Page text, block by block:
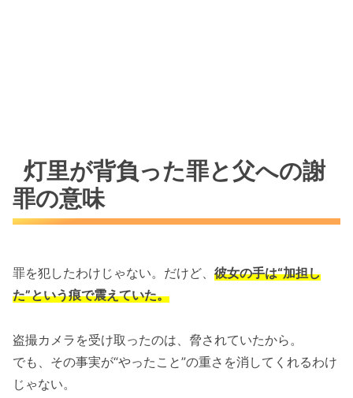
灯里が背負った罪と父への謝
罪の意味
罪を犯したわけじゃない。だけど、 彼女の手は“加担し
た”という痕で震えていた。
盗撮カメラを受け取ったのは、脅されていたから。
でも、その事実が“やったこと”の重さを消してくれるわけ
じゃない。